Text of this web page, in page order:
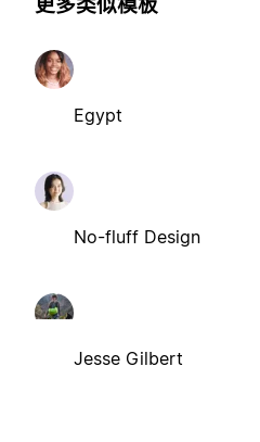
Egypt
No-fluff Design
Jesse Gilbert